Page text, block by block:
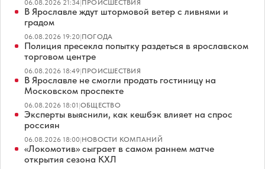
06.08.2026 21:34|ПРОИСШЕСТВИЯ
В Ярославле ждут штормовой ветер с ливнями и
градом
06.08.2026 19:20|ПОГОДА
Полиция пресекла попытку раздеться в ярославском
торговом центре
06.08.2026 18:49|ПРОИСШЕСТВИЯ
В Ярославле не смогли продать гостиницу на
Московском проспекте
06.08.2026 18:01|ОБЩЕСТВО
Эксперты выяснили, как кешбэк влияет на спрос
россиян
06.08.2026 18:00|НОВОСТИ КОМПАНИЙ
«Локомотив» сыграет в самом раннем матче
открытия сезона КХЛ